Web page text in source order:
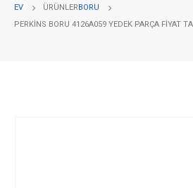
EV ÜRÜNLERBORU
PERKINS BORU 4126A059 YEDEK PARÇA FIYAT